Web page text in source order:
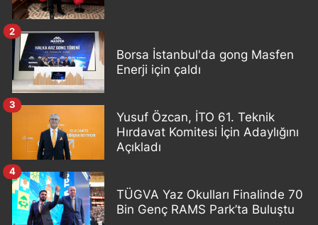
Borsa İstanbul'da gong Masfen
Enerji için çaldı
2
Yusuf Özcan, İTO 61. Teknik
Hırdavat Komitesi İçin Adaylığını
Açıkladı
3
TÜGVA Yaz Okulları Finalinde 70
Bin Genç RAMS Park’ta Buluştu
4